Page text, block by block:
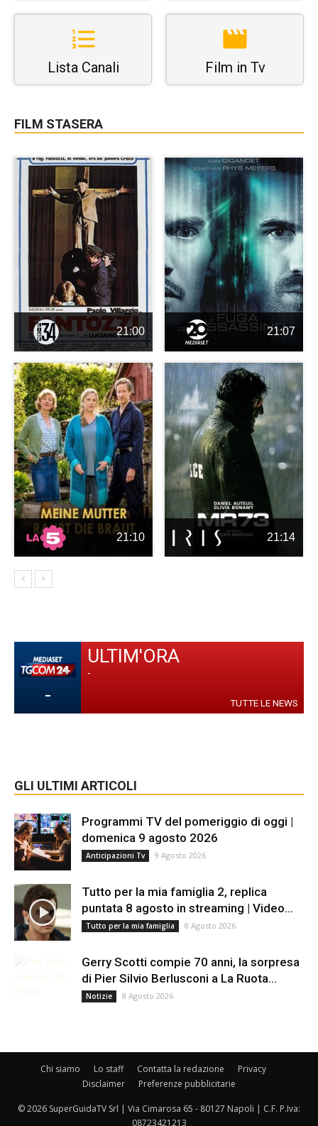
Lista Canali Film in Tv
FILM STASERA
21:00 21:07
21:10 21:14
-
ULTIM'ORA
-
TUTTE LE NEWS
GLI ULTIMI ARTICOLI
Programmi TV del pomeriggio di oggi |
domenica 9 agosto 2026
Anticipazioni Tv 9 Agosto 2026
Tutto per la mia famiglia 2, replica
puntata 8 agosto in streaming | Video...
Tutto per la mia famiglia 8 Agosto 2026
Gerry Scotti compie 70 anni, la sorpresa
di Pier Silvio Berlusconi a La Ruota...
Notizie 8 Agosto 2026
Chi siamo Lo staff Contatta la redazione
Privacy
Disclaimer
Preferenze pubblicitarie
© 2026 SuperGuidaTV Srl | Via Cimarosa 65 - 80127 Napoli | C.F. P.Iva:
08723421213